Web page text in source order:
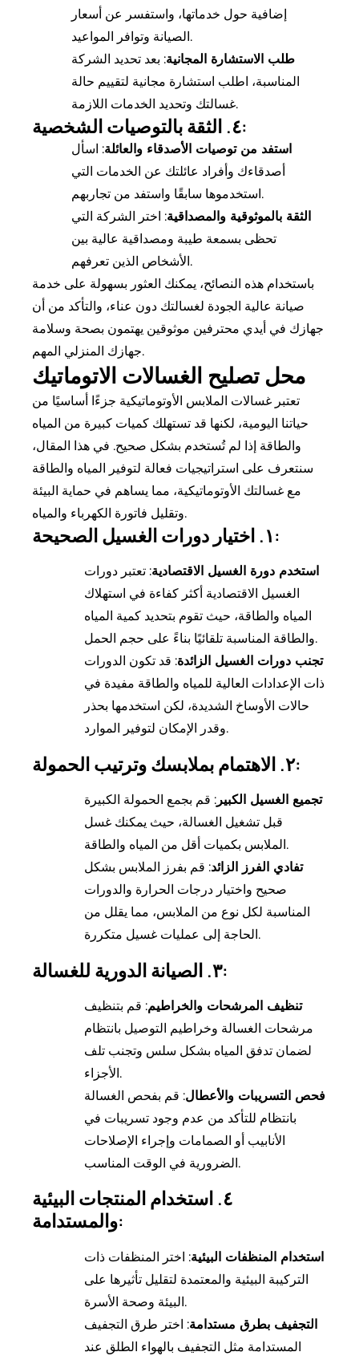
إضافية حول خدماتها، واستفسر عن أسعار
الصيانة وتوافر المواعيد.
طلب الاستشارة المجانية: بعد تحديد الشركة
المناسبة، اطلب استشارة مجانية لتقييم حالة
غسالتك وتحديد الخدمات اللازمة.
٤. الثقة بالتوصيات الشخصية:
استفد من توصيات الأصدقاء والعائلة: اسأل
أصدقاءك وأفراد عائلتك عن الخدمات التي
استخدموها سابقًا واستفد من تجاربهم.
الثقة بالموثوقية والمصداقية: اختر الشركة التي
تحظى بسمعة طيبة ومصداقية عالية بين
الأشخاص الذين تعرفهم.
باستخدام هذه النصائح، يمكنك العثور بسهولة على خدمة
صيانة عالية الجودة لغسالتك دون عناء، والتأكد من أن
جهازك في أيدي محترفين موثوقين يهتمون بصحة وسلامة
جهازك المنزلي المهم.
محل تصليح الغسالات الاتوماتيك
تعتبر غسالات الملابس الأوتوماتيكية جزءًا أساسيًا من
حياتنا اليومية، لكنها قد تستهلك كميات كبيرة من المياه
والطاقة إذا لم تُستخدم بشكل صحيح. في هذا المقال،
سنتعرف على استراتيجيات فعالة لتوفير المياه والطاقة
مع غسالتك الأوتوماتيكية، مما يساهم في حماية البيئة
وتقليل فاتورة الكهرباء والمياه.
١. اختيار دورات الغسيل الصحيحة:
استخدم دورة الغسيل الاقتصادية: تعتبر دورات
الغسيل الاقتصادية أكثر كفاءة في استهلاك
المياه والطاقة، حيث تقوم بتحديد كمية المياه
والطاقة المناسبة تلقائيًا بناءً على حجم الحمل.
تجنب دورات الغسيل الزائدة: قد تكون الدورات
ذات الإعدادات العالية للمياه والطاقة مفيدة في
حالات الأوساخ الشديدة، لكن استخدمها بحذر
وقدر الإمكان لتوفير الموارد.
٢. الاهتمام بملابسك وترتيب الحمولة:
تجميع الغسيل الكبير: قم بجمع الحمولة الكبيرة
قبل تشغيل الغسالة، حيث يمكنك غسل
الملابس بكميات أقل من المياه والطاقة.
تفادي الفرز الزائد: قم بفرز الملابس بشكل
صحيح واختيار درجات الحرارة والدورات
المناسبة لكل نوع من الملابس، مما يقلل من
الحاجة إلى عمليات غسيل متكررة.
٣. الصيانة الدورية للغسالة:
تنظيف المرشحات والخراطيم: قم بتنظيف
مرشحات الغسالة وخراطيم التوصيل بانتظام
لضمان تدفق المياه بشكل سلس وتجنب تلف
الأجزاء.
فحص التسريبات والأعطال: قم بفحص الغسالة
بانتظام للتأكد من عدم وجود تسريبات في
الأنابيب أو الصمامات وإجراء الإصلاحات
الضرورية في الوقت المناسب.
٤. استخدام المنتجات البيئية
والمستدامة:
استخدام المنظفات البيئية: اختر المنظفات ذات
التركيبة البيئية والمعتمدة لتقليل تأثيرها على
البيئة وصحة الأسرة.
التجفيف بطرق مستدامة: اختر طرق التجفيف
المستدامة مثل التجفيف بالهواء الطلق عند